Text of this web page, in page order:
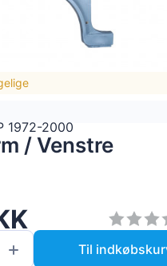
1972-2000
/ Venstre
Til